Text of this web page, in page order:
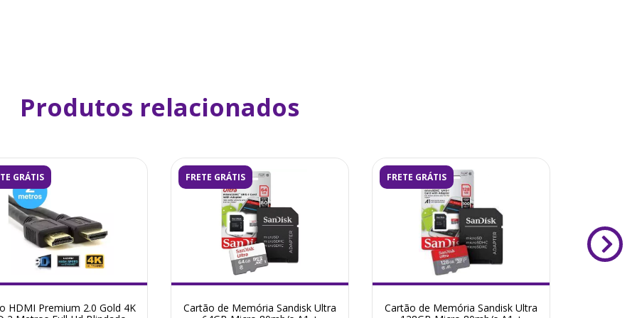
Produtos relacionados
GRÁTIS
HDMI Premium 2.0 Gold 4K
FRETE GRÁTIS
Cartão de Memória Sandisk Ultra
FRETE GRÁTIS
Cartão de Memória Sandisk Ultra